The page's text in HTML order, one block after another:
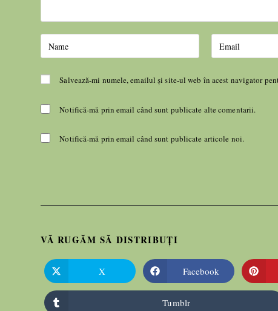
Salvează-mi numele, emailul și site-ul web în acest navigator
Notifică-mă prin email când sunt publicate alte comentarii.
Notifică-mă prin email când sunt publicate articole noi.
VĂ RUGĂM SĂ DISTRIBUȚI
X Facebook
Tumblr